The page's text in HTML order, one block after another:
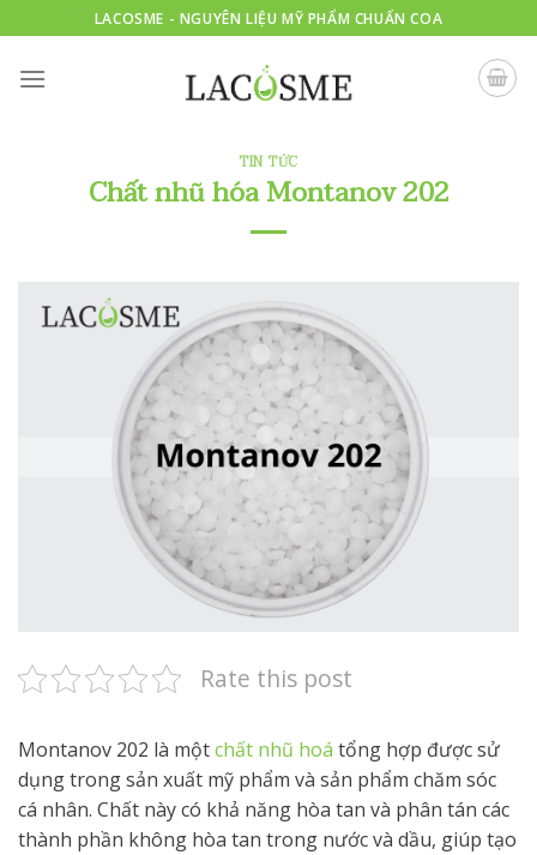
to
content
LACOSME - NGUYÊN LIỆU MỸ PHẨM CHUẨN COA
TIN TỨC
Chất nhũ hóa Montanov 202
Rate this post
Montanov 202 là mộtchất nhũ hoá tổng hợp được sử
dụng trong sản xuất mỹ phẩm và sản phẩm chăm sóc
cá nhân. Chất này có khả năng hòa tan và phân tán các
thành phần không hòa tan trong nước và dầu, giúp tạo